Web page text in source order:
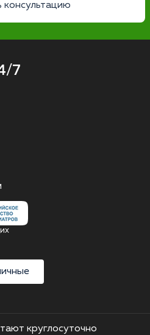
консультацию
7
круглосуточно